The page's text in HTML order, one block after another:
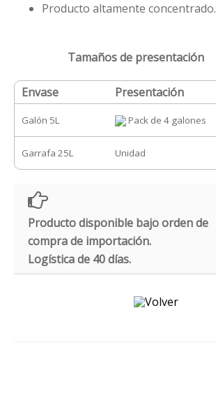
Producto altamente concentrado.
Tamaños de presentación
Envase Presentación
Galón 5L Pack de 4 galones
Garrafa 25L Unidad
Producto disponible bajo orden de
compra de importación.
Logística de 40 días.
Volver